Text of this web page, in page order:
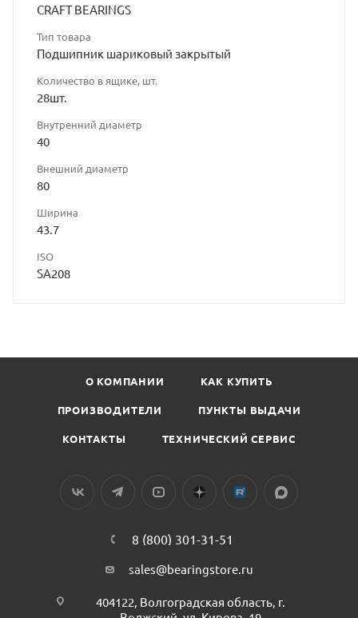
CRAFT BEARINGS
Тип товара
Подшипник шариковый закрытый
Количество в ящике, шт.
28шт.
Внутренний диаметр
40
Внешний диаметр
80
Ширина
43.7
ISO
SA208
О КОМПАНИИ КАК КУПИТЬ
ПРОИЗВОДИТЕЛИ ПУНКТЫ ВЫДАЧИ
КОНТАКТЫ ТЕХНИЧЕСКИЙ СЕРВИС
8 (800) 301-31-51
sales@bearingstore.ru
404122, Волгоградская область, г.